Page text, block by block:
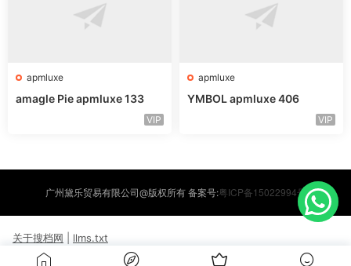
apmluxe
amagle Pie apmluxe 133
VIP
apmluxe
YMBOL apmluxe 406
VIP
广州黛乐贸易有限公司@版权所有 备案号:粤ICP备15022994号
关于搜档网 llms.txt